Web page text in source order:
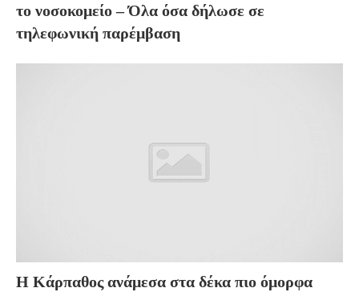
το νοσοκομείο – Όλα όσα δήλωσε σε
τηλεφωνική παρέμβαση
Η Κάρπαθος ανάμεσα στα δέκα πιο όμορφα